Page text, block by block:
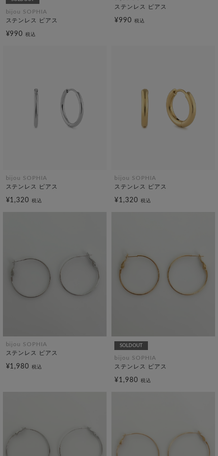
bijou SOPHIA
ステンレス ピアス
¥990税込
ステンレス ピアス
¥990 税込
bijou SOPHIA
ステンレス ピアス
¥1,320税込
bijou SOPHIA
ステンレス ピアス
¥1,320 税込
bijou SOPHIA
ステンレス ピアス
¥1,980税込
SOLDOUT
bijou SOPHIA
ステンレス ピアス
¥1,980 税込